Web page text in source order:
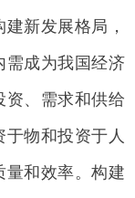
新发展格局，
需成为我国经济
资、需求和供给
物和投资于人
量和效率。构建